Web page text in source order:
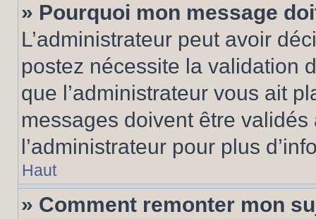
» Pourquoi mon message
L’administrateur peut avoir
postez nécessite la validation
que l’administrateur vous ait
messages doivent être validés
l’administrateur pour plus
Haut
» Comment remonter mon